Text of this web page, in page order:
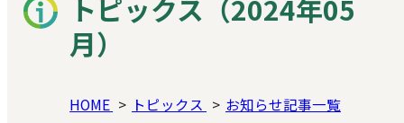
トピックス（2024年05
月）
HOME トピックス お知らせ記事一覧